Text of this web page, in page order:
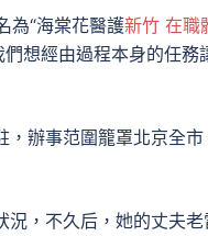
為“海棠花醫護新竹 在職
們想經由過程本身的任務
辦事范圍籠罩北京全市
況，不久后，她的丈夫老